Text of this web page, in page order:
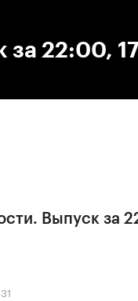
за 22:00,
Выпуск за